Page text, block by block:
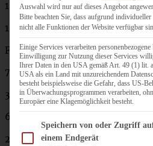
1 TL Backpulver
1 Prise Salz
Füllung:
750 g Magerquark
300 ml Sahne
6 Blatt Gelatine
200 g feiner Zucker
Auswahl wird nur auf dieses Angebot
Bitte beachten Sie, dass aufgrund
nicht alle Funktionen der Website verfügbar
Einige Services verarbeiten
Einwilligung zur Nutzung dieser Services
Ihrer Daten in den USA gemäß Art. 49 (1) lit.
USA als ein Land mit unzureichendem
besteht beispielsweise die Gefahr, dass US-
in Überwachungsprogrammen verarbeiten,
Europäer eine Klagemöglichkeit besteht.
Im Folgenden finden Sie eine Liste der
Speichern von oder Zugriff
einem Endgerät